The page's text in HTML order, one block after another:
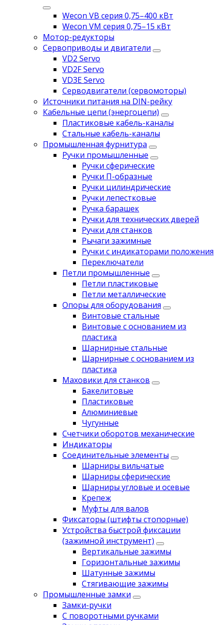
Wecon VB серия 0,75–400 кВт
Wecon VM серия 0,75–15 кВт
Мотор-редукторы
Сервоприводы и двигатели
VD2 Servo
VD2F Servo
VD3E Servo
Серводвигатели (сервомоторы)
Источники питания на DIN-рейку
Кабельные цепи (энергоцепи)
Пластиковые кабель-каналы
Стальные кабель-каналы
Промышленная фурнитура
Ручки промышленные
Ручки сферические
Ручки П-образные
Ручки цилиндрические
Ручки лепестковые
Ручка барашек
Ручки для технических дверей
Ручки для станков
Рычаги зажимные
Ручки с индикаторами положения
Переключатели
Петли промышленные
Петли пластиковые
Петли металлические
Опоры для оборудования
Винтовые стальные
Винтовые с основанием из
пластика
Шарнирные стальные
Шарнирные с основанием из
пластика
Маховики для станков
Бакелитовые
Пластиковые
Алюминиевые
Чугунные
Счетчики оборотов механические
Индикаторы
Соединительные элементы
Шарниры вильчатые
Шарниры сферические
Шарниры угловые и осевые
Крепеж
Муфты для валов
Фиксаторы (штифты стопорные)
Устройства быстрой фиксации
(зажимной инструмент)
Вертикальные зажимы
Горизонтальные зажимы
Шатунные зажимы
Стягивающие зажимы
Промышленные замки
Замки-ручки
С поворотными ручками